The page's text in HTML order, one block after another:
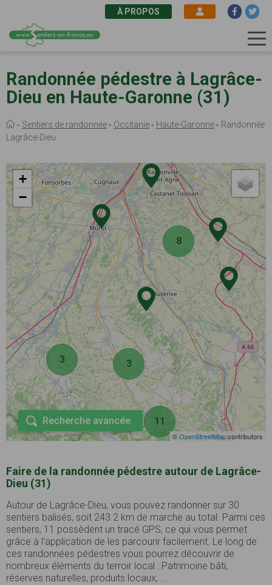
au
contenu
principal
À PROPOS
Randonnée pédestre à Lagrâce-
Dieu en Haute-Garonne (31)
Fil
d'Ariane
Sentiers de randonnée Occitanie Haute-Garonne
Randonnée
Lagrâce-Dieu
3
11
8
3
+
−
©OpenStreetMapcontributors
Recherche avancée
Faire de la randonnée pédestre autour de Lagrâce-
Dieu (31)
Autour de Lagrâce-Dieu, vous pouvez randonner sur 30
sentiers balisés, soit 243.2 km de marche au total. Parmi ces
sentiers, 11 possèdent un tracé GPS, ce qui vous permet
grâce à l'application de les parcourir facilement. Le long de
ces randonnées pédestres vous pourrez découvrir de
nombreux éléments du terroir local : Patrimoine bâti,
réserves naturelles, produits locaux, ...